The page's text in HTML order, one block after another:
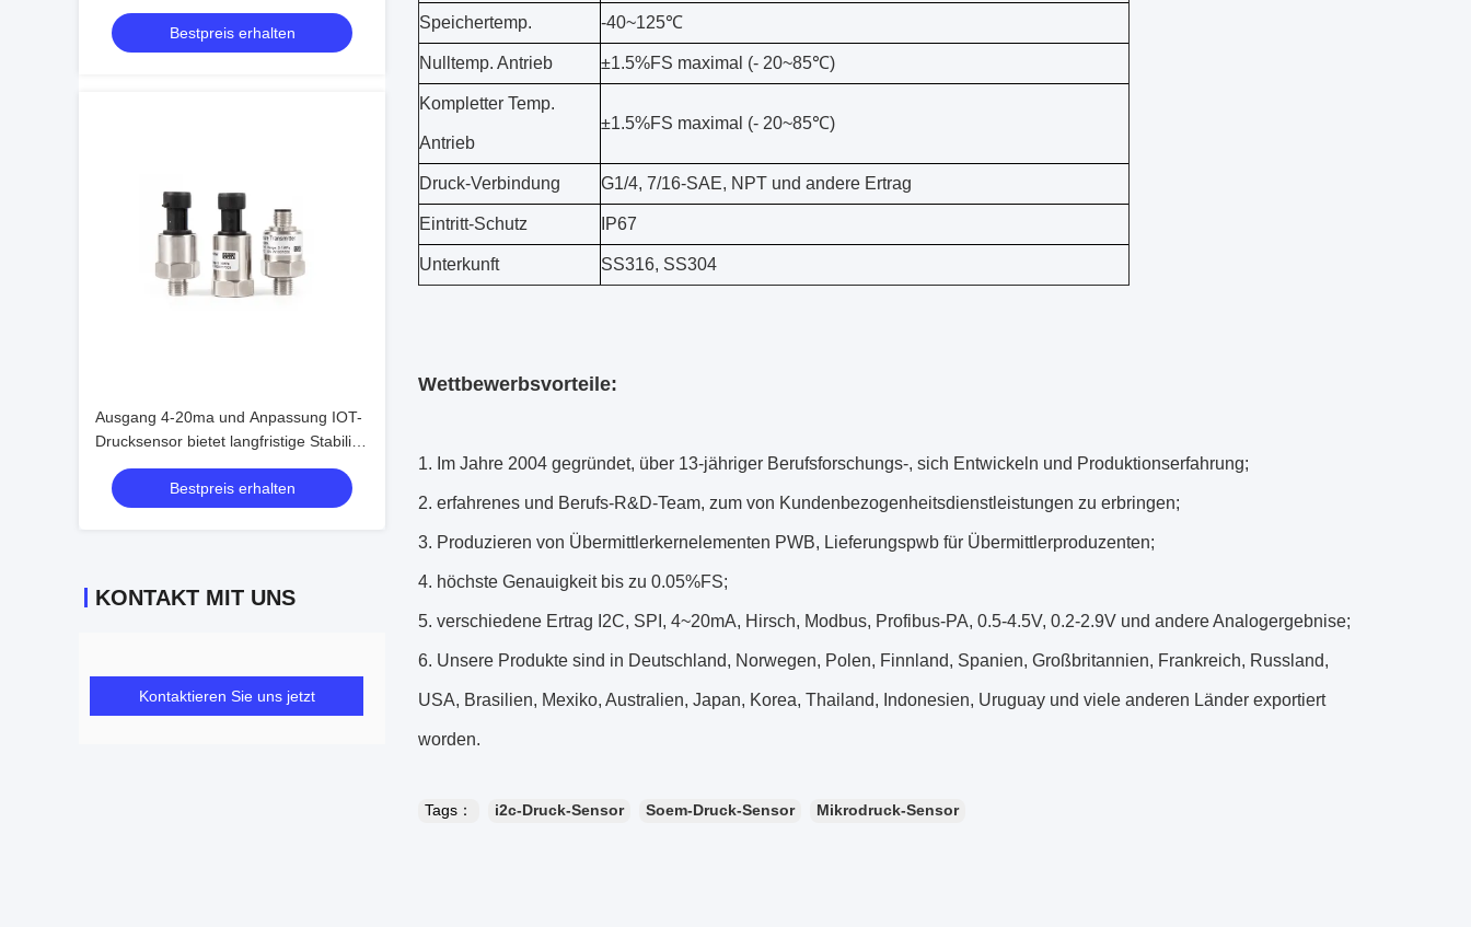
industriellen Steuerungen und
Datenerfassungssystemen
Bestpreis erhalten
Ausgang 4-20ma und Anpassung IOT-
Drucksensor bietet langfristige Stabilität
unter 0,2 Prozent FS pro Jahr OEM-
Design
Bestpreis erhalten
KONTAKT MIT UNS
Kontaktieren Sie uns jetzt
Speichertemp. -40~125℃
Nulltemp. Antrieb ±1.5%FS maximal (- 20~85℃)
Kompletter Temp.
Antrieb
±1.5%FS maximal (- 20~85℃)
Druck-Verbindung G1/4, 7/16-SAE, NPT und andere Ertrag
Eintritt-Schutz IP67
Unterkunft SS316, SS304
Wettbewerbsvorteile:
1. Im Jahre 2004 gegründet, über 13-jähriger Berufsforschungs-, sich Entwickeln und Produktionserfahrung;
2. erfahrenes und Berufs-R&D-Team, zum von Kundenbezogenheitsdienstleistungen zu erbringen;
3. Produzieren von Übermittlerkernelementen PWB, Lieferungspwb für Übermittlerproduzenten;
4. höchste Genauigkeit bis zu 0.05%FS;
5. verschiedene Ertrag I2C, SPI, 4~20mA, Hirsch, Modbus, Profibus-PA, 0.5-4.5V, 0.2-2.9V und andere Analogergebnise;
6. Unsere Produkte sind in Deutschland, Norwegen, Polen, Finnland, Spanien, Großbritannien, Frankreich, Russland,
USA, Brasilien, Mexiko, Australien, Japan, Korea, Thailand, Indonesien, Uruguay und viele anderen Länder exportiert
worden.
Tags： i2c-Druck-Sensor Soem-Druck-Sensor Mikrodruck-Sensor